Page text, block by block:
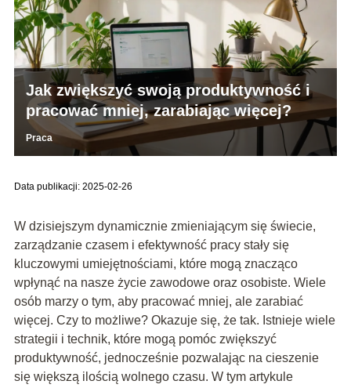
Jak zwiększyć swoją produktywność i
pracować mniej, zarabiając więcej?
Praca
Data publikacji: 2025-02-26
W dzisiejszym dynamicznie zmieniającym się świecie,
zarządzanie czasem i efektywność pracy stały się
kluczowymi umiejętnościami, które mogą znacząco
wpłynąć na nasze życie zawodowe oraz osobiste. Wiele
osób marzy o tym, aby pracować mniej, ale zarabiać
więcej. Czy to możliwe? Okazuje się, że tak. Istnieje wiele
strategii i technik, które mogą pomóc zwiększyć
produktywność, jednocześnie pozwalając na cieszenie
się większą ilością wolnego czasu. W tym artykule